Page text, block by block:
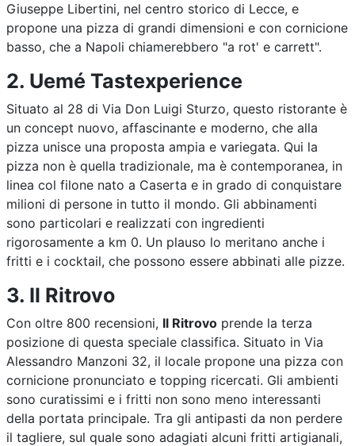
Giuseppe Libertini, nel centro storico di Lecce, e
propone una pizza di grandi dimensioni e con cornicione
basso, che a Napoli chiamerebbero "a rot' e carrett".
2. Uemé Tastexperience
Situato al 28 di Via Don Luigi Sturzo, questo ristorante è
un concept nuovo, affascinante e moderno, che alla
pizza unisce una proposta ampia e variegata. Qui la
pizza non è quella tradizionale, ma è contemporanea, in
linea col filone nato a Caserta e in grado di conquistare
milioni di persone in tutto il mondo. Gli abbinamenti
sono particolari e realizzati con ingredienti
rigorosamente a km 0. Un plauso lo meritano anche i
fritti e i cocktail, che possono essere abbinati alle pizze.
3. Il Ritrovo
Con oltre 800 recensioni, Il Ritrovo prende la terza
posizione di questa speciale classifica. Situato in Via
Alessandro Manzoni 32, il locale propone una pizza con
cornicione pronunciato e topping ricercati. Gli ambienti
sono curatissimi e i fritti non sono meno interessanti
della portata principale. Tra gli antipasti da non perdere
il tagliere, sul quale sono adagiati alcuni fritti artigianali,